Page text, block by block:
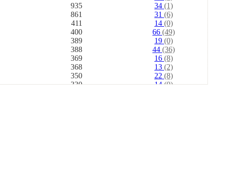
935 34 (1)
861 31 (6)
411 14 (0)
400 66 (49)
389 19 (0)
388 44 (36)
369 16 (8)
368 13 (2)
350 22 (8)
330 14(0)